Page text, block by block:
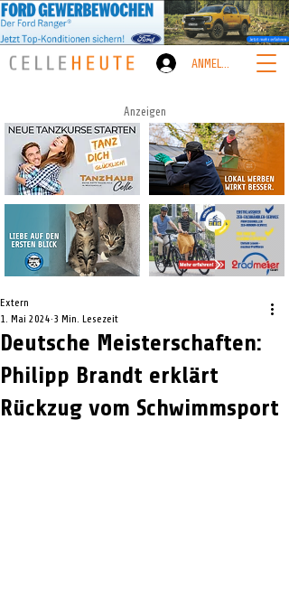
ANMELDEN
Anzeigen
Deutsche Meisterschaften:
Philipp Brandt erklärt
Rückzug vom Schwimmsport
Extern
1. Mai 2024 3 Min. Lesezeit